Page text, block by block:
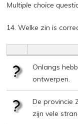
Multiple choice
14. Welke zin is
Onlangs
ontwerpen.
De provincie
zijn vele